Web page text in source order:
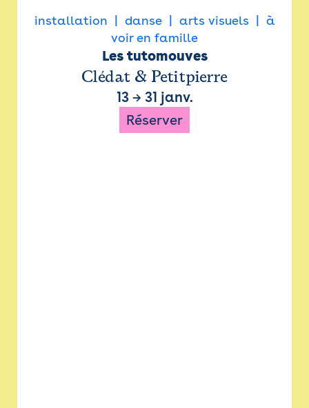
installation danse arts visuels
à
voir en famille
Les tutomouves
Clédat & Petitpierre
13→ 31 janv.
Réserver